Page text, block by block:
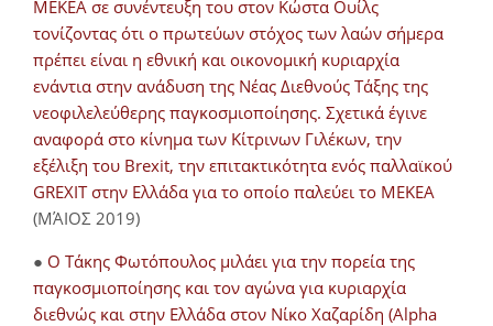
ΜΕΚΕΑ σε συνέντευξη του στον Κώστα Ουίλς
τονίζοντας ότι ο πρωτεύων στόχος των λαών σήμερα
πρέπει είναι η εθνική και οικονομική κυριαρχία
ενάντια στην ανάδυση της Νέας Διεθνούς Τάξης της
νεοφιλελεύθερης παγκοσμιοποίησης. Σχετικά έγινε
αναφορά στο κίνημα των Κίτρινων Γιλέκων, την
εξέλιξη του Brexit, την επιτακτικότητα ενός παλλαϊκού
GREXIT στην Ελλάδα για το οποίο παλεύει το ΜΕΚΕΑ
(ΜΆΙΟΣ 2019)
● Ο Τάκης Φωτόπουλος μιλάει για την πορεία της
παγκοσμιοποίησης και τον αγώνα για κυριαρχία
διεθνώς και στην Ελλάδα στον Νίκο Χαζαρίδη (Alpha